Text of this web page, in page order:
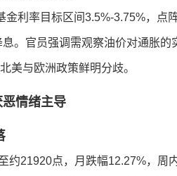
金利率目标区间3.5%-3.75%，点
。官员强调需观察油价对通胀
美与欧洲政策鲜明分歧。
情绪主导
约21920点，月跌幅12.27%，周